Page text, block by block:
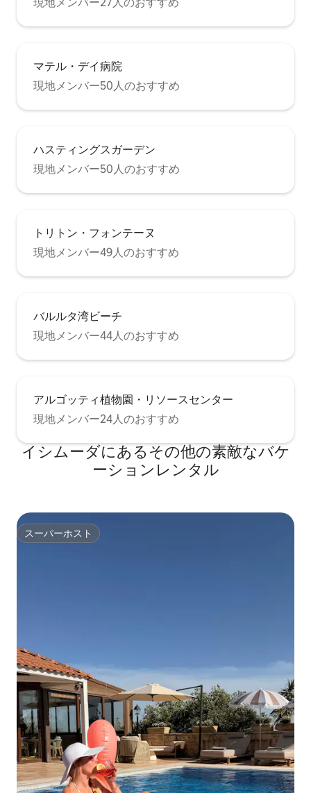
マテル・デイ病院
現地メンバー50人のおすすめ
ハスティングスガーデン
現地メンバー50人のおすすめ
トリトン・フォンテーヌ
現地メンバー49人のおすすめ
バルルタ湾ビーチ
現地メンバー44人のおすすめ
アルゴッティ植物園・リソースセンター
現地メンバー24人のおすすめ
イシムーダにあるその他の素敵なバケ
ーションレンタル
スーパーホスト
スーパーホスト